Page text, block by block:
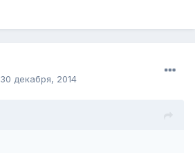
30 декабря, 2014